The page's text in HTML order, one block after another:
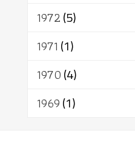
1972(5)
1971 (1)
1970(4)
1969(1)